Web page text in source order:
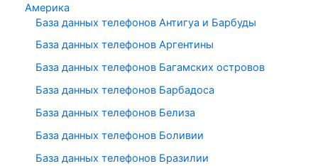
Америка
База данных телефонов Антигуа и Барбуды
База данных телефонов Аргентины
База данных телефонов Багамских островов
База данных телефонов Барбадоса
База данных телефонов Белиза
База данных телефонов Боливии
База данных телефонов Бразилии